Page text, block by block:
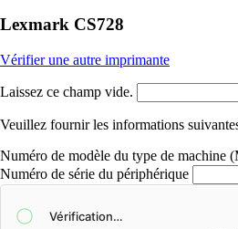
Lexmark CS728
Vérifier une autre imprimante
Laissez ce champ vide.
Veuillez fournir les informations
Numéro de modèle du type de machine
Numéro de série du périphérique